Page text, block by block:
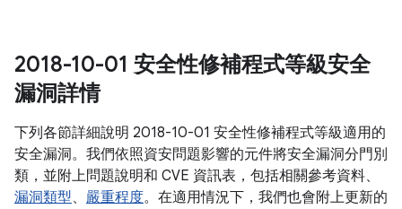
2018-10-01 安全性修補程式等級安全
漏洞詳情
下列各節詳細說明 2018-10-01 安全性修補程式等級適用的
安全漏洞。我們依照資安問題影響的元件將安全漏洞分門別
類，並附上問題說明和 CVE 資訊表，包括相關參考資料、
漏洞類型、 嚴重程度。在適用情況下，我們也會附上更新的